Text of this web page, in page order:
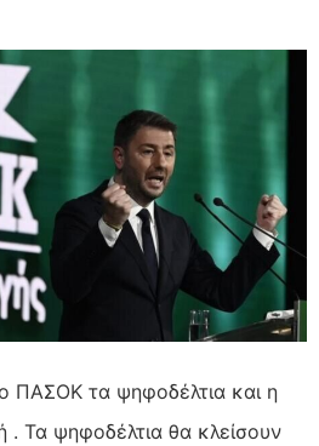
ΠΑΣΟΚ τα ψηφοδέλτια και η
. Τα ψηφοδέλτια θα κλείσουν